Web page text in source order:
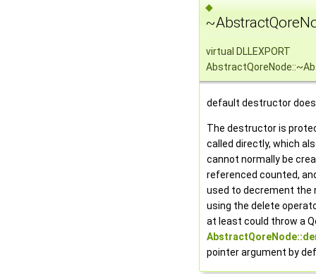
◆
virtual DLLEXPORT
default destructor
The destructor is
called directly, which
cannot normally be
referenced counted,
used to decrement the
using the delete
at least could throw a
pointer argument by